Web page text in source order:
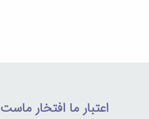
اعتبار ما افتخار ماست